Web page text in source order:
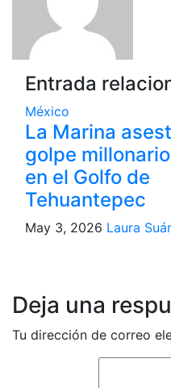
Entrada
México
La Marina
golpe
en el Golfo de
Tehuantepec
May 3, 2026 Laura
Deja una
Tu dirección de correo